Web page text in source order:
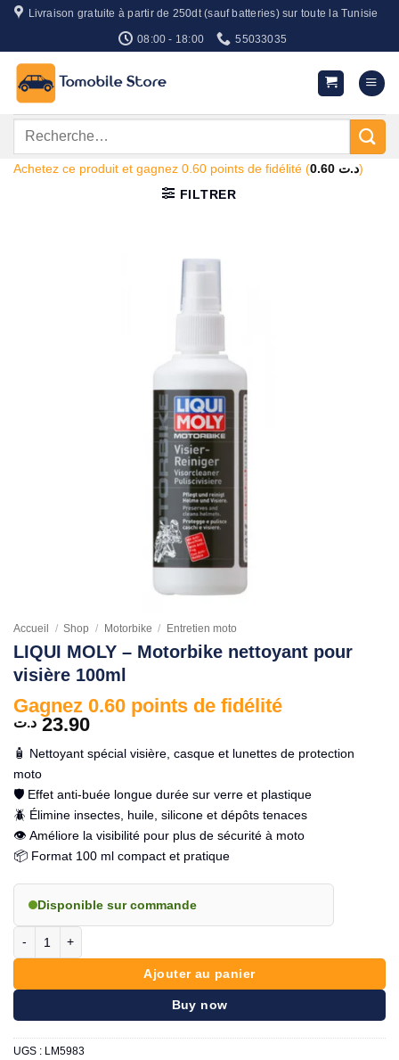
Passer
contenu
Livraison gratuite à partir de 250dt (sauf batteries) sur toute la Tunisie
08:00 - 18:00 55033035
Recherche
Achetez ce produit et gagnez 0.60 points de fidélité (0.60 د.ت)
FILTRER
Accueil / Shop / Motorbike / Entretien moto
LIQUI MOLY – Motorbike nettoyant pour
visière 100ml
Gagnez 0.60 points de fidélité
23.90 د.ت
🧴 Nettoyant spécial visière, casque et lunettes de protection
moto
🛡️ Effet anti-buée longue durée sur verre et plastique
🪲 Élimine insectes, huile, silicone et dépôts tenaces
👁️ Améliore la visibilité pour plus de sécurité à moto
📦 Format 100 ml compact et pratique
Disponible sur commande
Ajouter au panier
Buy now
UGS : LM5983